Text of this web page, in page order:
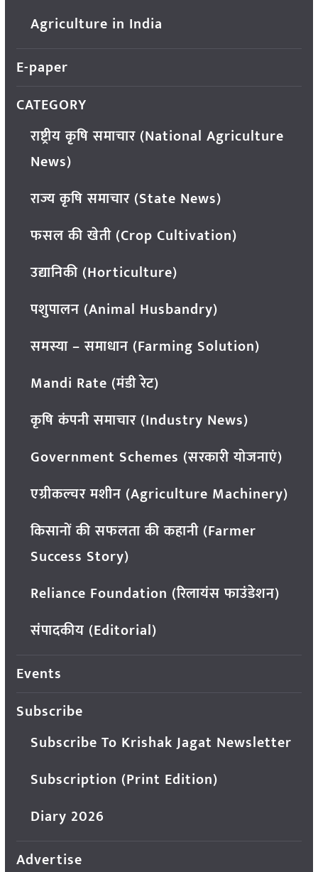
Agriculture in India
E-paper
CATEGORY
राष्ट्रीय कृषि समाचार (National Agriculture
News)
राज्य कृषि समाचार (State News)
फसल की खेती (Crop Cultivation)
उद्यानिकी (Horticulture)
पशुपालन (Animal Husbandry)
समस्या – समाधान (Farming Solution)
Mandi Rate (मंडी रेट)
कृषि कंपनी समाचार (Industry News)
Government Schemes (सरकारी योजनाएं)
एग्रीकल्चर मशीन (Agriculture Machinery)
किसानों की सफलता की कहानी (Farmer
Success Story)
Reliance Foundation (रिलायंस फाउंडेशन)
संपादकीय (Editorial)
Events
Subscribe
Subscribe To Krishak Jagat Newsletter
Subscription (Print Edition)
Diary 2026
Advertise